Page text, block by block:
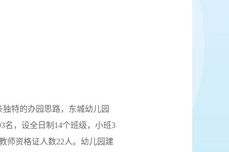
特的办园思路，东城幼儿园
名，设全日制14个班级，小班3
师资格证人数22人。幼儿园建